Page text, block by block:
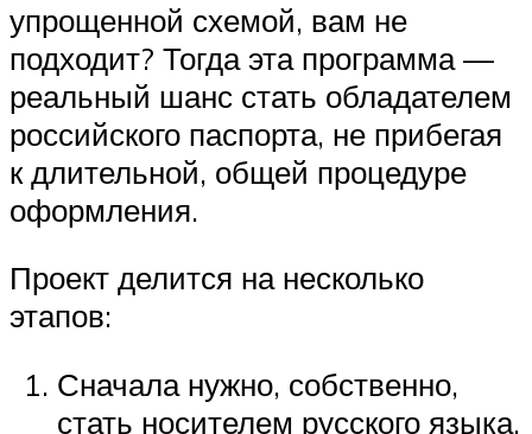
упрощенной схемой, вам не
подходит? Тогда эта программа —
реальный шанс стать обладателем
российского паспорта, не прибегая
к длительной, общей процедуре
оформления.
Проект делится на несколько
этапов:
Сначала нужно, собственно,
стать носителем русского языка.